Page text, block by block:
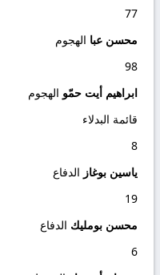
77
محسن عبا الهجوم
98
ابراهيم أيت حمّو الهجوم
قائمة البدلاء
8
ياسين بوغاز الدفاع
19
محسن بومليك الدفاع
6